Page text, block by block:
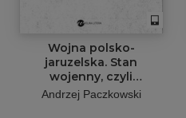
Wojna polsko-
jaruzelska. Stan
wojenny, czyli
kontrrewolucja
generałów
Andrzej Paczkowski